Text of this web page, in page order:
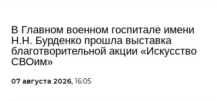
В Главном военном госпитале имени
Н.Н. Бурденко прошла выставка
благотворительной акции «Искусство
СВОим»
07 августа 2026, 16:05